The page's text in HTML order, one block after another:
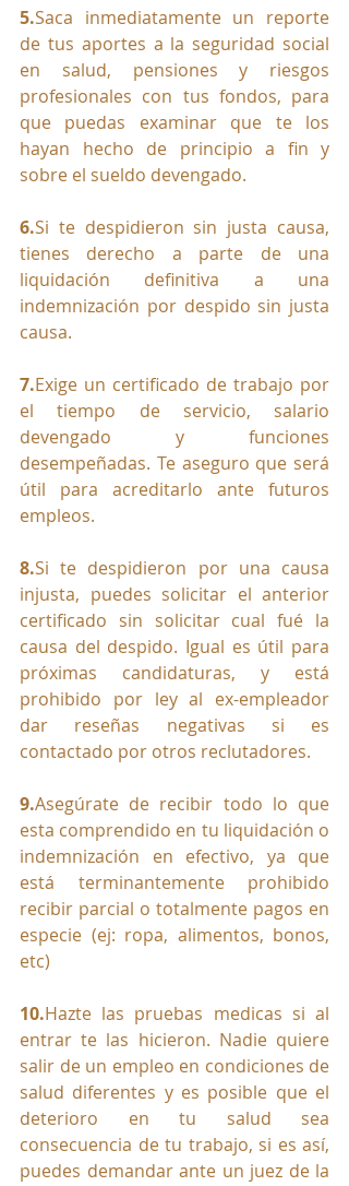
5.Saca inmediatamente un reporte
de tus aportes a la seguridad social
en salud, pensiones y riesgos
profesionales con tus fondos, para
que puedas examinar que te los
hayan hecho de principio a fin y
sobre el sueldo devengado.
6.Si te despidieron sin justa causa,
tienes derecho a parte de una
liquidación definitiva a una
indemnización por despido sin justa
causa.
7.Exige un certificado de trabajo por
el tiempo de servicio, salario
devengado y funciones
desempeñadas. Te aseguro que será
útil para acreditarlo ante futuros
empleos.
8.Si te despidieron por una causa
injusta, puedes solicitar el anterior
certificado sin solicitar cual fué la
causa del despido. Igual es útil para
próximas candidaturas, y está
prohibido por ley al ex-empleador
dar reseñas negativas si es
contactado por otros reclutadores.
9.Asegúrate de recibir todo lo que
esta comprendido en tu liquidación o
indemnización en efectivo, ya que
está terminantemente prohibido
recibir parcial o totalmente pagos en
especie (ej: ropa, alimentos, bonos,
etc)
10.Hazte las pruebas medicas si al
entrar te las hicieron. Nadie quiere
salir de un empleo en condiciones de
salud diferentes y es posible que el
deterioro en tu salud sea
consecuencia de tu trabajo, si es así,
puedes demandar ante un juez de la